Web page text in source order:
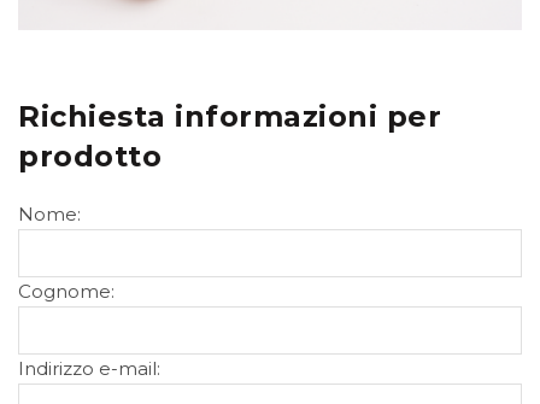
Richiesta informazioni per
prodotto
Nome:
Cognome:
Indirizzo e-mail: